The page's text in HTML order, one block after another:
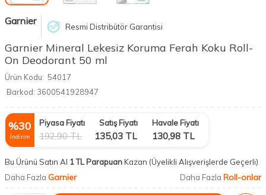
Garnier Resmi Distribütör Garantisi
Garnier Mineral Lekesiz Koruma Ferah Koku Roll-
On Deodorant 50 ml
Ürün Kodu: 54017
Barkod: 3600541928947
%30
İndirim
Piyasa Fiyatı
192,90TL
Satış Fiyatı
135,03 TL
Havale Fiyatı
130,98 TL
Bu Ürünü Satın Al 1 TL ParapuanKazan (Üyelikli Alışverişlerde Geçerli)
Daha Fazla Garnier Daha Fazla Roll-onlar